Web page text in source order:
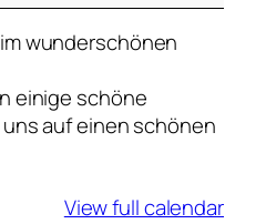
wunderschönen
einige schöne
auf einen schönen
View full calendar